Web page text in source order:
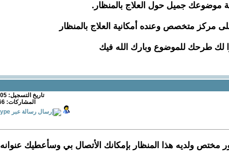
موضوعك جميل حول العلاج بالمنظار.
مركز متخصص وعنده أمكانية العلاج بالمنظار
لك طرحك للموضوع وبارك الله فيك
تاريخ التسجيل: Aug 2005
المشاركات: 7,666
مختص ولديه هذا المنظار بإمكانك الأتصال بي وسأعطيك عنوانه